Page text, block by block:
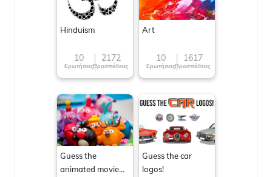
Hinduism
10
Ερωτήσεις
2172
Προσπάθειες
Art
10
Ερωτήσεις
1617
Προσπάθειες
Guess the
animated movie
Guess the car
logos!